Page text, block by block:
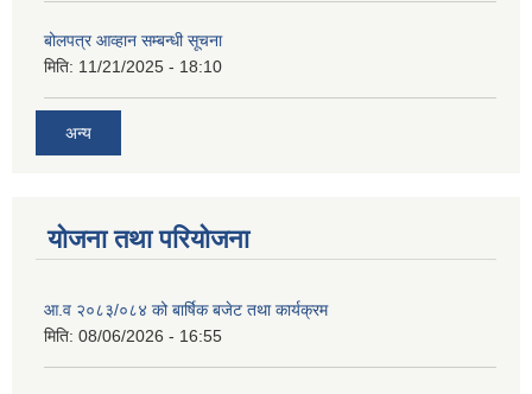
बोलपत्र आव्हान सम्बन्धी सूचना
मिति: 11/21/2025 - 18:10
अन्य
योजना तथा परियोजना
आ.व २०८३/०८४ को बार्षिक बजेट तथा कार्यक्रम
मिति: 08/06/2026 - 16:55